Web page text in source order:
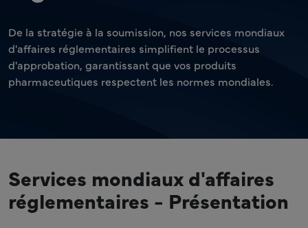
De la stratégie à la soumission, nos services mondiaux
d'affaires réglementaires simplifient le processus
d'approbation, garantissant que vos produits
pharmaceutiques respectent les normes mondiales.
Services mondiaux d'affaires
réglementaires - Présentation